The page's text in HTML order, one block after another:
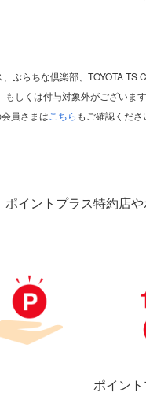
ぷらちな倶楽部、TOYOTA TS
しくは付与対象外がございま
員さまは こちら もご確認くださ
イントプラス特約店
ポイン